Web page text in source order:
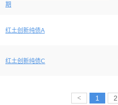
期
红土创新纯债A
红土创新纯债C
< 1 2